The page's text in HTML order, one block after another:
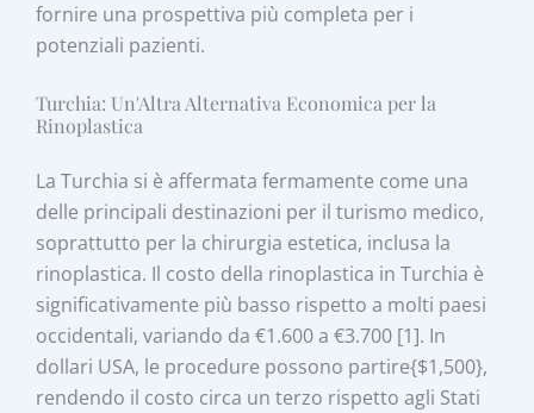
fornire una prospettiva più completa per i
potenziali pazienti.
Turchia: Un'Altra Alternativa Economica per la
Rinoplastica
La Turchia si è affermata fermamente come una
delle principali destinazioni per il turismo medico,
soprattutto per la chirurgia estetica, inclusa la
rinoplastica. Il costo della rinoplastica in Turchia è
significativamente più basso rispetto a molti paesi
occidentali, variando da €1.600 a €3.700 [1]. In
dollari USA, le procedure possono partire{$1,500},
rendendo il costo circa un terzo rispetto agli Stati